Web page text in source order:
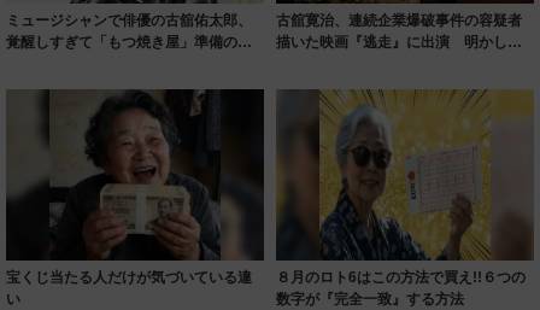
ミュージシャンで俳優の古舘佑太郎、
覚醒しすぎて「もつ焼き屋」準備の過
古舘寛治、連続企業爆破事件の容疑者
描いた映画『逃走』に出演 明かした
宝くじ当たる人だけが気づいている違
い
８月のロト6はこの方法で買え!!６つの
数字が『完全一致』する方法